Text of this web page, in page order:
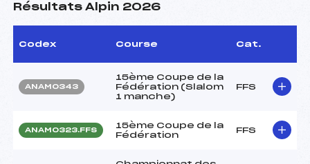
Résultats Alpin 2026
Codex Course Cat.
ANAM0343
15ème Coupe de la
Fédération (Slalom
1 manche)
FFS
ANAM0323.FFS
15ème Coupe de la
Fédération
FFS